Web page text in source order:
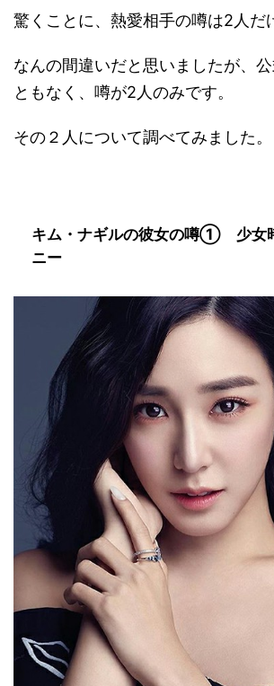
驚くことに、熱愛相手の噂は2人だ
なんの間違いだと思いましたが、
ともなく、噂が2人のみです。
その２人について調べてみました。
キム・ナギルの彼女の噂① 少女
ニー